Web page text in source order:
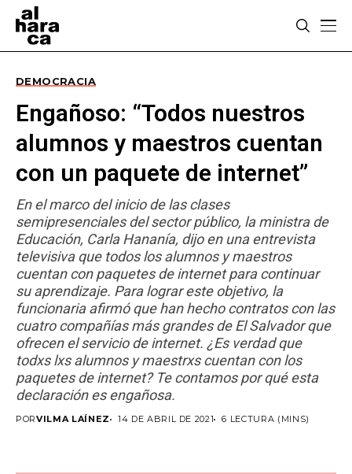
DEMOCRACIA
Engañoso: “Todos nuestros
alumnos y maestros cuentan
con un paquete de internet”
En el marco del inicio de las clases
semipresenciales del sector público, la ministra de
Educación, Carla Hananía, dijo en una entrevista
televisiva que todos los alumnos y maestros
cuentan con paquetes de internet para continuar
su aprendizaje. Para lograr este objetivo, la
funcionaria afirmó que han hecho contratos con las
cuatro compañías más grandes de El Salvador que
ofrecen el servicio de internet. ¿Es verdad que
todxs lxs alumnos y maestrxs cuentan con los
paquetes de internet? Te contamos por qué esta
declaración es engañosa.
PORVILMA LAÍNEZ 14 DE ABRIL DE 2021 6 LECTURA (MINS)